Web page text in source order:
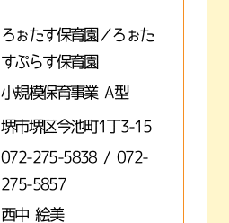
ろぉたす保育園／ろぉた
すぷらす保育園
小規模保育事業 A型
堺市堺区今池町1丁3-15
072-275-5838 / 072-
275-5857
西中 絵美